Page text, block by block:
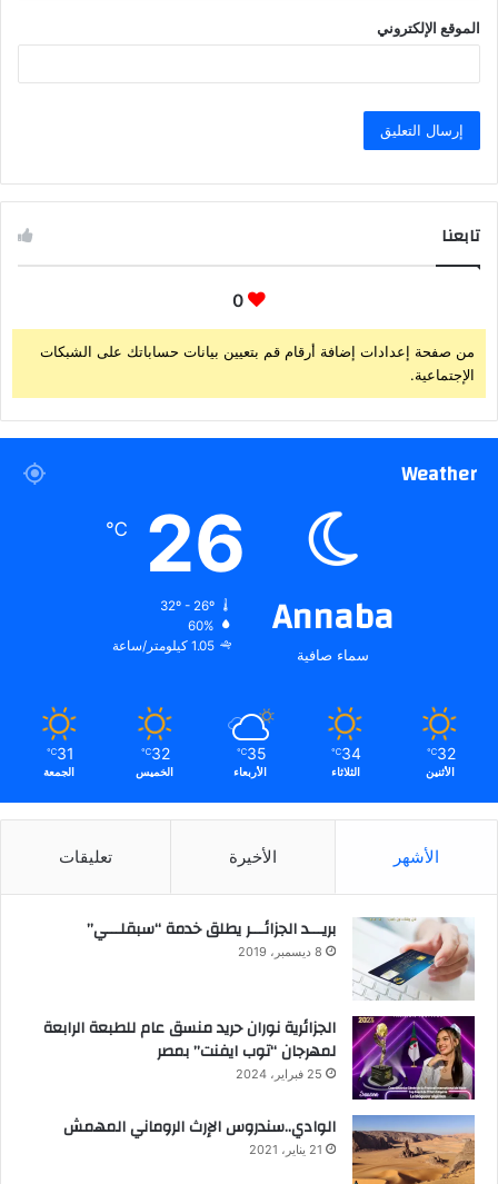
الموقع الإلكتروني
تابعنا
0
من صفحة إعدادات إضافة أرقام قم بتعيين بيانات حساباتك على الشبكات
الإجتماعية.
Weather
Annaba
سماء صافية
26
℃
32º - 26º
60%
1.05 كيلومتر/ساعة
32
℃
الأثنين
34
℃
الثلاثاء
35
℃
الأربعاء
32
℃
الخميس
31
℃
الجمعة
الأشهر الأخيرة تعليقات
بريـــد الجزائـــر يطلق خدمة “سبقلـــي”
8 ديسمبر، 2019
الجزائرية نوران حريد منسق عام للطبعة الرابعة
لمهرجان “توب ايفنت” بمصر
25 فبراير، 2024
الوادي..سندروس الإرث الروماني المهمش
21 يناير، 2021